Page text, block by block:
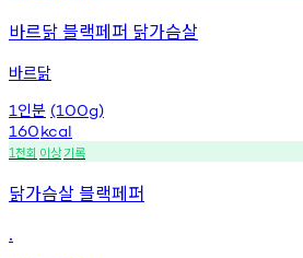
바르닭 블랙페퍼 닭가슴살
바르닭
1 인분 (100g)
160kcal
1천회 이상기록
닭가슴살 블랙페퍼
.